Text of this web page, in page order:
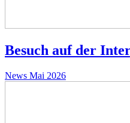
Besuch auf der
News Mai 2026